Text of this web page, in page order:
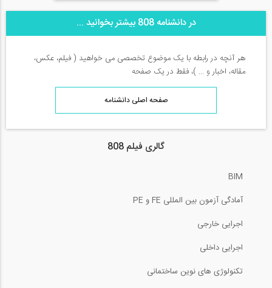
در دانشنامه 808 بیشتر بخوانید ...
هر آنچه در رابطه با یک موضوع تخصصی می خواهید ( فیلم، عکس،
مقاله، اخبار و ... )، فقط در یک صفحه
صفحه اصلی دانشنامه
گالری فیلم 808
BIM
آمادگی آزمون بین المللی FE و PE
اجرایی خارجی
اجرایی داخلی
تکنولوژی های نوین ساختمانی